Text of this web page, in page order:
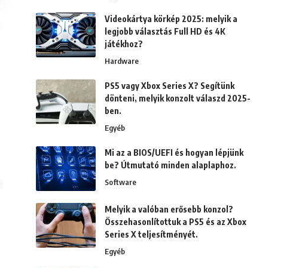
Videokártya körkép 2025: melyik a
legjobb választás Full HD és 4K
játékhoz?
Hardware
PS5 vagy Xbox Series X? Segítünk
dönteni, melyik konzolt válaszd 2025-
ben.
Egyéb
Mi az a BIOS/UEFI és hogyan lépjünk
be? Útmutató minden alaplaphoz.
Software
Melyik a valóban erősebb konzol?
Összehasonlítottuk a PS5 és az Xbox
Series X teljesítményét.
Egyéb